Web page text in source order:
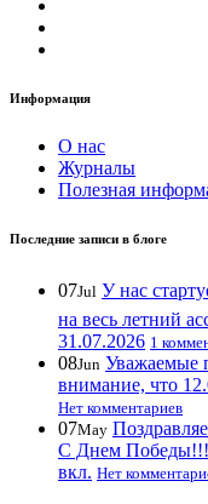
Информация
О нас
Журналы
Полезная
Последние записи в блоге
07Jul У нас
на весь летний
31.07.2026 1
08Jun Уважаемые
внимание, что
Нет комментариев
07May
С Днем Победы!!!
вкл. Нет